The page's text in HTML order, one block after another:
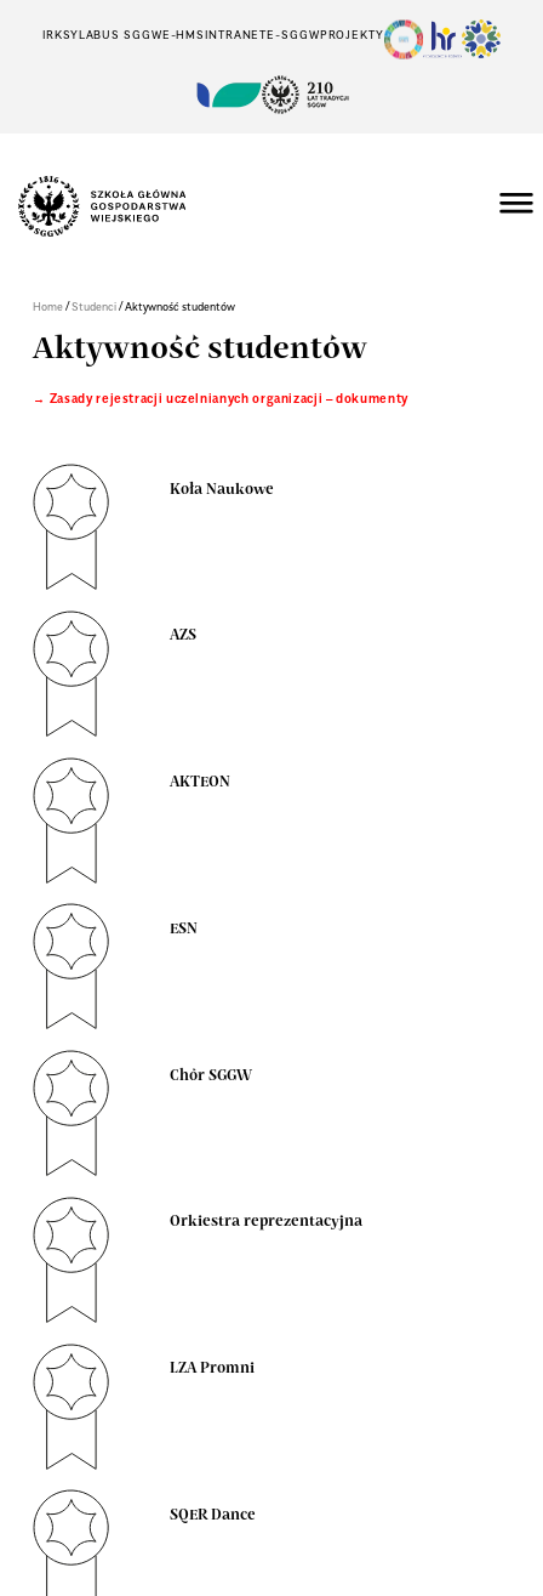
IRKSYLABUS SGGWE-HMSINTRANETE-SGGWPROJEKTY
Home/Studenci/Aktywność studentów
Aktywność studentów
Zasady rejestracji uczelnianych organizacji – dokumenty
Koła Naukowe
AZS
AKTEON
ESN
Chór SGGW
Orkiestra reprezentacyjna
LZA Promni
SQER Dance